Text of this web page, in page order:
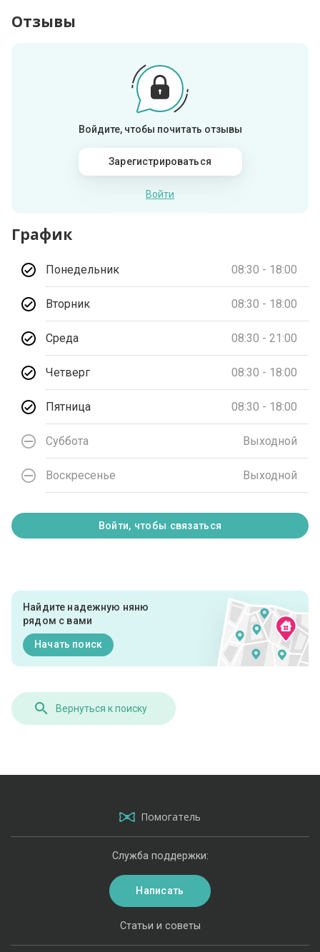
Отзывы
Войдите, чтобы почитать отзывы
Зарегистрироваться
Войти
График
Понедельник 08:30 - 18:00
Вторник 08:30 - 18:00
Среда 08:30 - 21:00
Четверг 08:30 - 18:00
Пятница 08:30 - 18:00
Суббота Выходной
Воскресенье Выходной
Войти, чтобы связаться
Найдите надежную няню
рядом с вами
Начать поиск
Вернуться к поиску
Помогатель
Статьи и советы
Служба поддержки:
Написать